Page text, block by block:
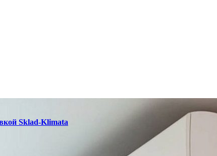
Sklad-Klimata